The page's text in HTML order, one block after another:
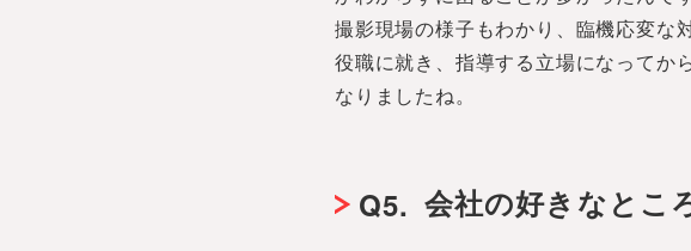
撮影現場の様子もわかり、臨機応変な
役職に就き、指導する立場になってか
なりましたね。
Q5. 会社の好きなとこ